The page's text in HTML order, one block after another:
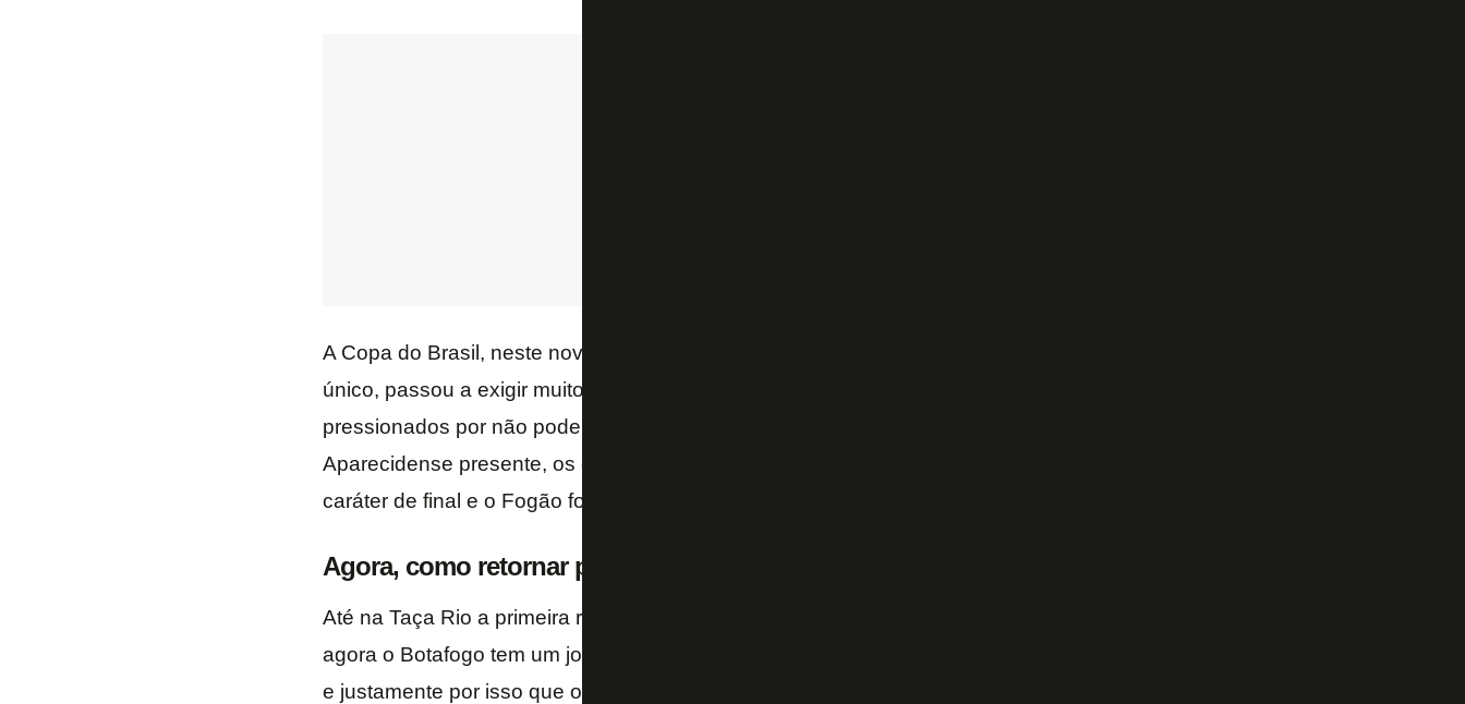
A Copa do Brasil, neste novo formato em que as duas primeiras fases são em jogo
único, passou a exigir muito dos times de expressão. Eles entram em campo
pressionados por não poderem estar em uma noite ruim. Com o fantasma da
Aparecidense presente, os duelos contra Campinense e Cuiabá também ganharam
caráter de final e o Fogão foi muito bem.
Agora, como retornar para o Raulino de Oliveira…
Até na Taça Rio a primeira rodada foi empolgante por se tratar de um clássico. Mas
agora o Botafogo tem um jogo tipo normal. Daqueles comuns de começo de temporada
e justamente por isso que os jogadores vão precisar encontrar esta motivação.